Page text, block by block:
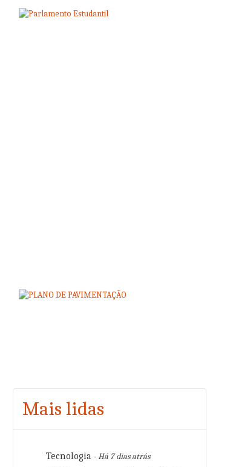
Mais lidas
Tecnologia - Há 7 dias atrás